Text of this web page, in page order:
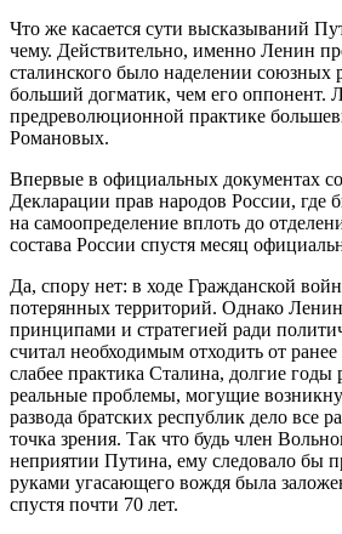
Что же касается сути высказываний
чему. Действительно, именно Ленин
сталинского было наделении союзных
больший догматик, чем его оппонент.
предреволюционной практике
Романовых.
Впервые в официальных документах
Декларации прав народов России,
на самоопределение вплоть до
состава России спустя месяц
Да, спору нет: в ходе Гражданской
потерянных территорий. Однако
принципами и стратегией ради
считал необходимым отходить от
слабее практика Сталина, долгие
реальные проблемы, могущие
развода братских республик дело все
точка зрения. Так что будь член
неприятии Путина, ему следовало бы
руками угасающего вождя была
спустя почти 70 лет.